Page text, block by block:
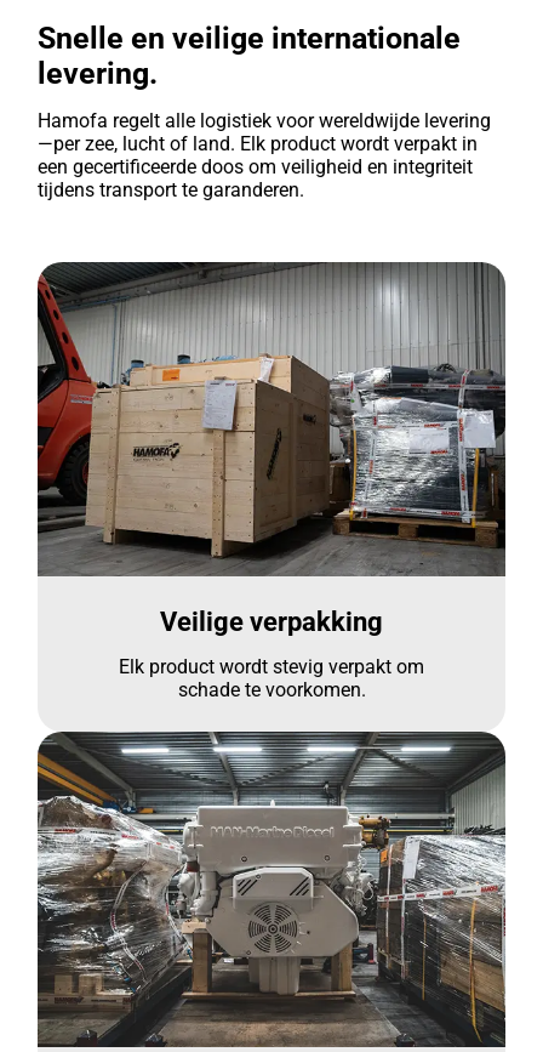
Snelle en veilige internationale
levering.
Hamofa regelt alle logistiek voor wereldwijde levering
—per zee, lucht of land. Elk product wordt verpakt in
een gecertificeerde doos om veiligheid en integriteit
tijdens transport te garanderen.
Veilige verpakking
Elk product wordt stevig verpakt om
schade te voorkomen.